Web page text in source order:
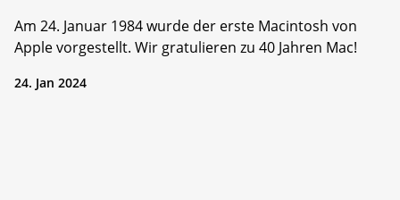
Am 24. Januar 1984 wurde der erste Macintosh von
Apple vorgestellt. Wir gratulieren zu 40 Jahren Mac!
24. Jan 2024